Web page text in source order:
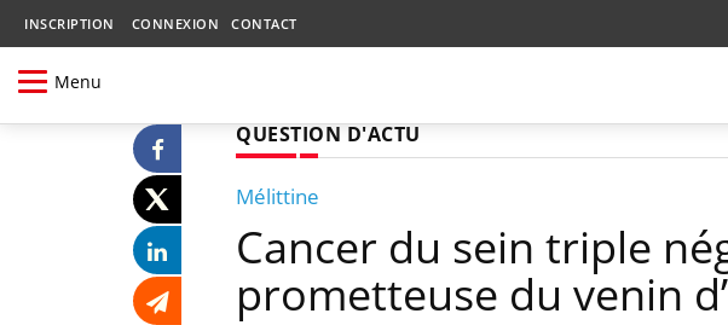
INSCRIPTION CONNEXION CONTACT
Menu
QUESTION D'ACTU
Mélittine
Cancer du sein triple
prometteuse du venin